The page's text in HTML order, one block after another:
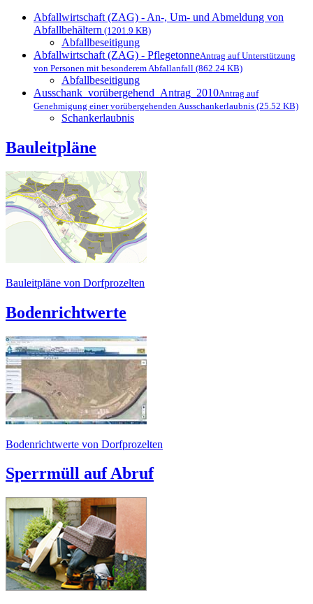
Abfallwirtschaft (ZAG) - An-, Um- und Abmeldung von
Abfallbehältern (1201.9 KB)
Abfallbeseitigung
Abfallwirtschaft (ZAG) - PflegetonneAntrag auf Unterstützung
von Personen mit besonderem Abfallanfall (862.24 KB)
Abfallbeseitigung
Ausschank_vorübergehend_Antrag_2010Antrag auf
Genehmigung einer vorübergehenden Ausschankerlaubnis (25.52 KB)
Schankerlaubnis
Bauleitpläne
Bauleitpläne von Dorfprozelten
Bodenrichtwerte
Bodenrichtwerte von Dorfprozelten
Sperrmüll auf Abruf